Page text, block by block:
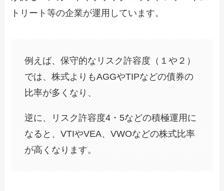
トリート等の企業が運用しています。
例えば、保守的なリスク許容度（１や２）
では、株式よりもAGGやTIPなどの債券の
比率が多くなり、
逆に、リスク許容度4・5などの積極運用に
なると、VTIやVEA、VWOなどの株式比率
が高くなります。